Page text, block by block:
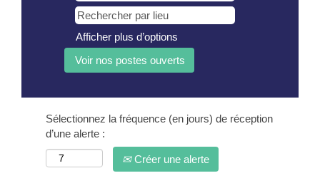
Afficher plus d’options
Sélectionnez la fréquence (en jours) de réception
d’une alerte :
Créer une alerte